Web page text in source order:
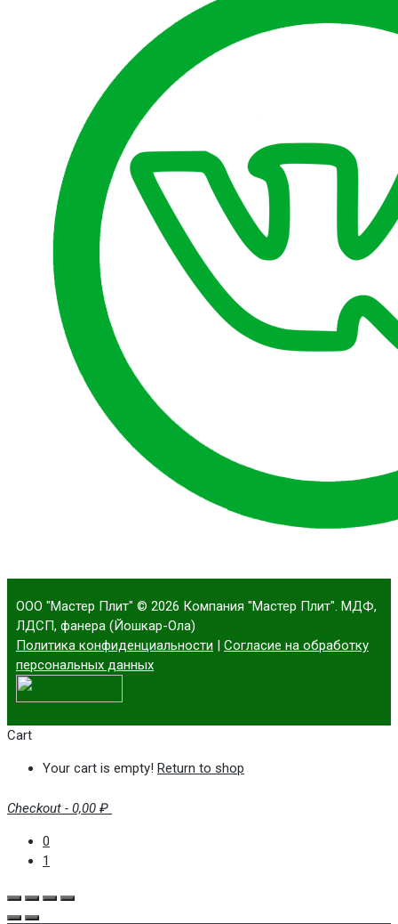
ООО "Мастер Плит" © 2026 Компания "Мастер Плит". МДФ,
ЛДСП, фанера (Йошкар-Ола)
Политика конфиденциальности | Согласие на обработку
персональных данных
Cart
Your cart is empty! Return to shop
Checkout - 0,00 ₽
0
1